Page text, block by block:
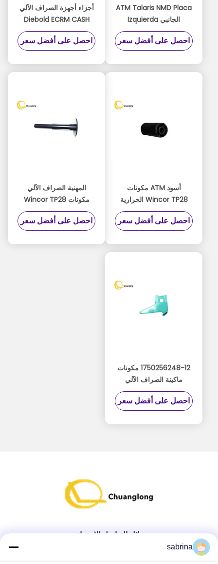
ATM Talaris NMD Placa
الجانبي Izquierda
A008680 Dispensador
NMD100 GABLE SP
احصل على أفضل سعر
أجزاء أجهزة الصراف الآلي
Diebold ECRM CASH
SLOT LOBBY UCSL 49-
23311-0000A
احصل على أفضل سعر
أسود ATM مكونات
Wincor TP28 الحرارية
استلام الطابعة العاطل
العجلة 1750256248-6
احصل على أفضل سعر
المهنية الصراف الآلي
مكونات Wincor TP28
ورقة موزع عاصي
1750256248-5
احصل على أفضل سعر
1750256248-12 مكونات
ماكينة الصراف الآلي
Wincor TP28
احصل على أفضل سعر
وسائل التواصل الاجتماعي
sabrina